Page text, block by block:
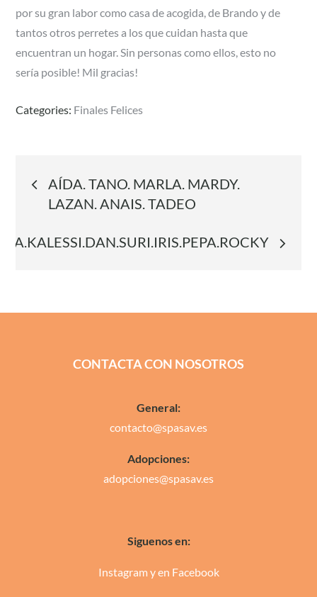
por su gran labor como casa de acogida, de Brando y de
tantos otros perretes a los que cuidan hasta que
encuentran un hogar. Sin personas como ellos, esto no
sería posible! Mil gracias!
Categories: Finales Felices
Navegación
de
entradas
AÍDA. TANO. MARLA. MARDY.
LAZAN. ANAIS. TADEO
CONTACTA CON NOSOTROS
General:
contacto@spasav.es
Adopciones:
adopciones@spasav.es
Siguenos en:
Instagramy en Facebook